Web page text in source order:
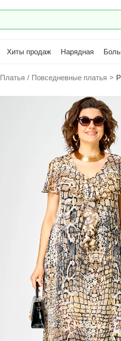
Хиты продаж Нарядная
Платья / Повседневные платья >